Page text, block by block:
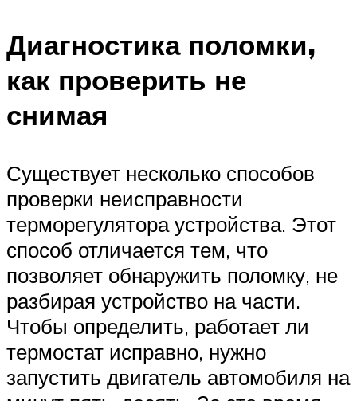
Диагностика поломки,
как проверить не
снимая
Существует несколько способов
проверки неисправности
терморегулятора устройства. Этот
способ отличается тем, что
позволяет обнаружить поломку, не
разбирая устройство на части.
Чтобы определить, работает ли
термостат исправно, нужно
запустить двигатель автомобиля на